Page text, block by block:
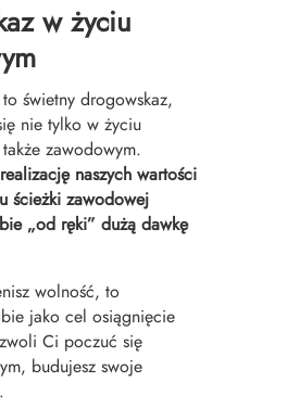
w życiu
świetny drogowskaz,
nie tylko w życiu
zawodowym.
naszych wartości
ścieżki zawodowej
„od ręki” dużą dawkę
wolność, to
jako cel osiągnięcie
Ci poczuć się
budujesz swoje